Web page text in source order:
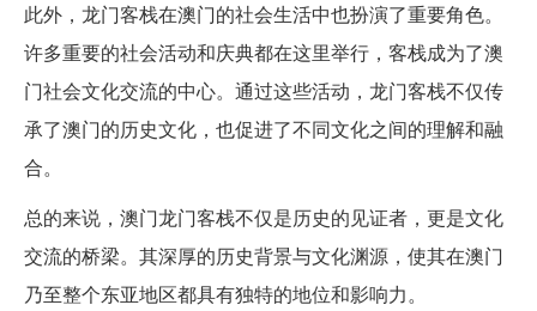
此外，龙门客栈在澳门的社会生活中也扮演了重要角色。
许多重要的社会活动和庆典都在这里举行，客栈成为了澳
门社会文化交流的中心。通过这些活动，龙门客栈不仅传
承了澳门的历史文化，也促进了不同文化之间的理解和融
合。
总的来说，澳门龙门客栈不仅是历史的见证者，更是文化
交流的桥梁。其深厚的历史背景与文化渊源，使其在澳门
乃至整个东亚地区都具有独特的地位和影响力。